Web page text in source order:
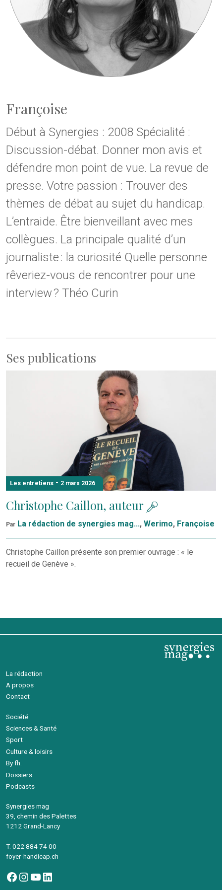
Françoise
Début à Synergies : 2008 Spécialité :
Discussion-débat. Donner mon avis et
défendre mon point de vue. La revue de
presse. Votre passion : Trouver des
thèmes de débat au sujet du handicap.
L’entraide. Être bienveillant avec mes
collègues. La principale qualité d’un
journaliste : la curiosité Quelle personne
rêveriez-vous de rencontrer pour une
interview ? Théo Curin
Ses publications
Les entretiens - 2 mars 2026
Christophe Caillon, auteur
Par La rédaction de synergies mag..., Werimo, Françoise
Christophe Caillon présente son premier ouvrage : « le
recueil de Genève ».
La rédaction
A propos
Contact
Société
Sciences & Santé
Sport
Culture & loisirs
By fh.
Dossiers
Podcasts
Synergies mag
39, chemin des Palettes
1212 Grand-Lancy
T. 022 884 74 00
foyer-handicap.ch
Facebook
Instagram
YouTube
LinkedIn